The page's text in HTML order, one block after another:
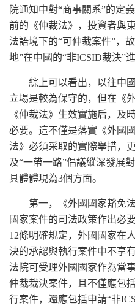
院通知中對“商事關系”的定
前的《仲裁法》，投資者與
法語境下的“可仲裁案件”，
地”在中國的“非ICSID裁決”
綜上可以看出，以往中
立場是較為保守的，但在《
《仲裁法》生效實施后，及
必要。這不僅是落實《外國
法》必須采取的實際舉措，
及“一帶一路”倡議縱深發展
具體體現為3個方面。
第一，《外國國家豁免
國家案件的司法政策作出必
12條明確規定，外國國家在
決的承認與執行案件中不享
法院可受理外國國家作為當
仲裁裁決案件，且不僅應包
行案件，還應包括申請“非